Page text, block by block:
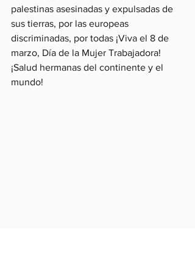
palestinas asesinadas y expulsadas de
sus tierras, por las europeas
discriminadas, por todas ¡Viva el 8 de
marzo, Día de la Mujer Trabajadora!
¡Salud hermanas del continente y el
mundo!